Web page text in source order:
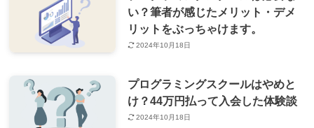
い？筆者が感じたメリット・デメ
リットをぶっちゃけます。
2024年10月18日
プログラミングスクールはやめと
け？44万円払って入会した体験談
2024年10月18日